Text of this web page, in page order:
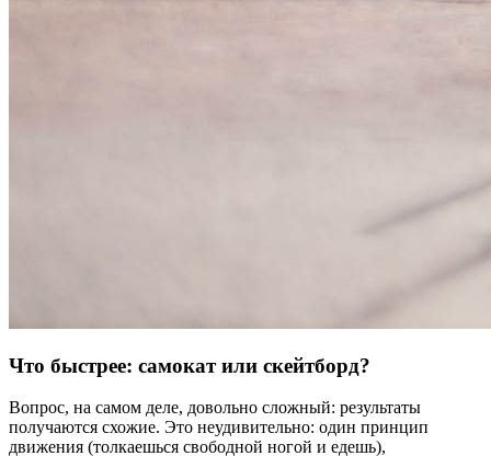
Что быстрее: самокат или скейтборд?
Вопрос, на самом деле, довольно сложный: результаты
получаются схожие. Это неудивительно: один принцип
движения (толкаешься свободной ногой и едешь),